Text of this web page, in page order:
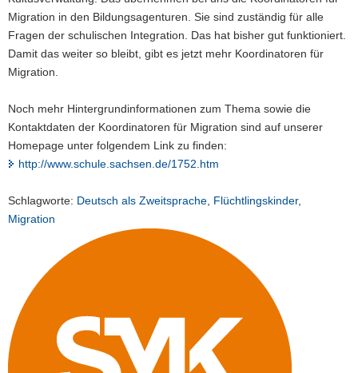
Migration in den Bildungsagenturen. Sie sind zuständig für alle
Fragen der schulischen Integration. Das hat bisher gut funktioniert.
Damit das weiter so bleibt, gibt es jetzt mehr Koordinatoren für
Migration.
Noch mehr Hintergrundinformationen zum Thema sowie die
Kontaktdaten der Koordinatoren für Migration sind auf unserer
Homepage unter folgendem Link zu finden:
http://www.schule.sachsen.de/1752.htm
Schlagworte: Deutsch als Zweitsprache Flüchtlingskinder,
Migration